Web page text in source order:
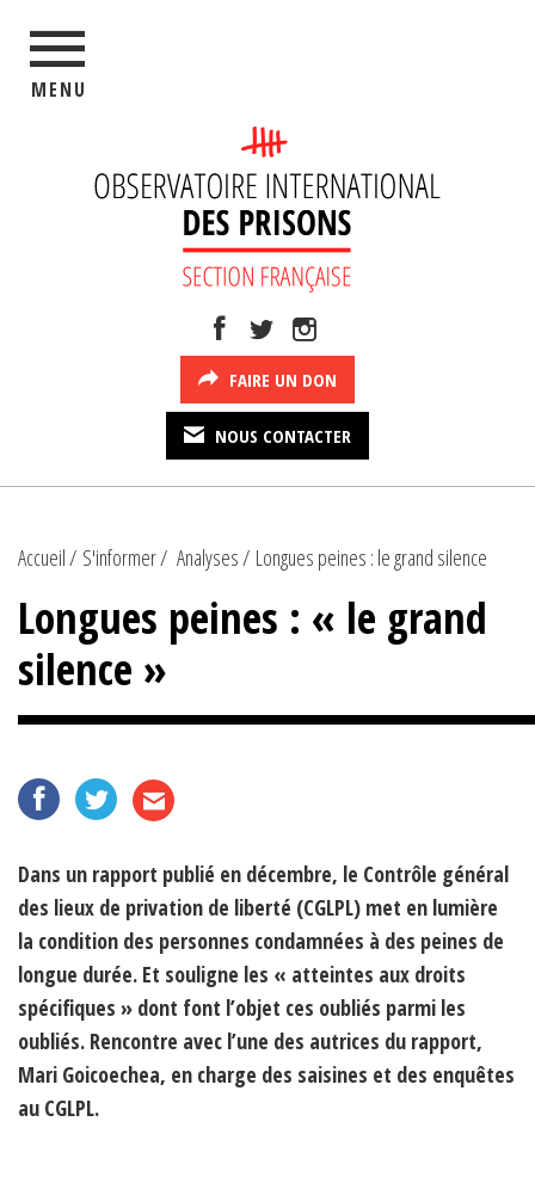
MENU
FAIRE UN DON
NOUS CONTACTER
Accueil S'informer Analyses Longues peines : le grand silence
Longues peines : « le grand
silence »
Dans un rapport publié en décembre, le Contrôle général
des lieux de privation de liberté (CGLPL) met en lumière
la condition des personnes condamnées à des peines de
longue durée. Et souligne les « atteintes aux droits
spécifiques » dont font l’objet ces oubliés parmi les
oubliés. Rencontre avec l’une des autrices du rapport,
Mari Goicoechea, en charge des saisines et des enquêtes
au CGLPL.